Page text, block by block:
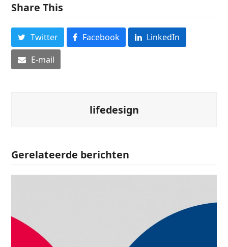
Share This
Twitter Facebook
LinkedIn
E-mail
lifedesign
Gerelateerde berichten